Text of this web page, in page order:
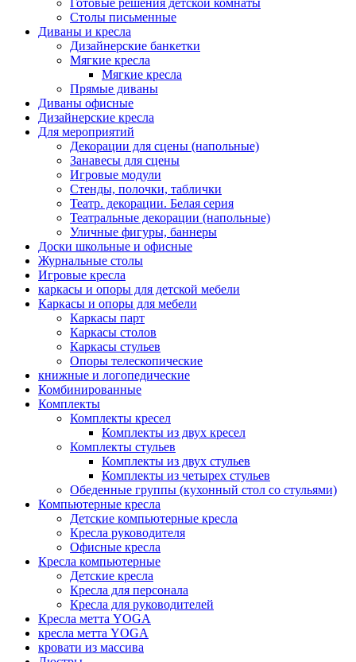
Готовые решения детской комнаты
Столы письменные
Диваны и кресла
Дизайнерские банкетки
Мягкие кресла
Мягкие кресла
Прямые диваны
Диваны офисные
Дизайнерские кресла
Для мероприятий
Декорации для сцены (напольные)
Занавесы для сцены
Игровые модули
Стенды, полочки, таблички
Театр. декорации. Белая серия
Театральные декорации (напольные)
Уличные фигуры, баннеры
Доски школьные и офисные
Журнальные столы
Игровые кресла
каркасы и опоры для детской мебели
Каркасы и опоры для мебели
Каркасы парт
Каркасы столов
Каркасы стульев
Опоры телескопические
книжные и логопедические
Комбинированные
Комплекты
Комплекты кресел
Комплекты из двух кресел
Комплекты стульев
Комплекты из двух стульев
Комплекты из четырех стульев
Обеденные группы (кухонный стол со стульями)
Компьютерные кресла
Детские компьютерные кресла
Кресла руководителя
Офисные кресла
Кресла компьютерные
Детские кресла
Кресла для персонала
Кресла для руководителей
Кресла метта YOGA
кресла метта YOGA
кровати из массива